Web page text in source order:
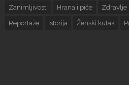
Zanimljivosti Hrana i piće Zdravlje
Reportaže Istorija Ženski kutak